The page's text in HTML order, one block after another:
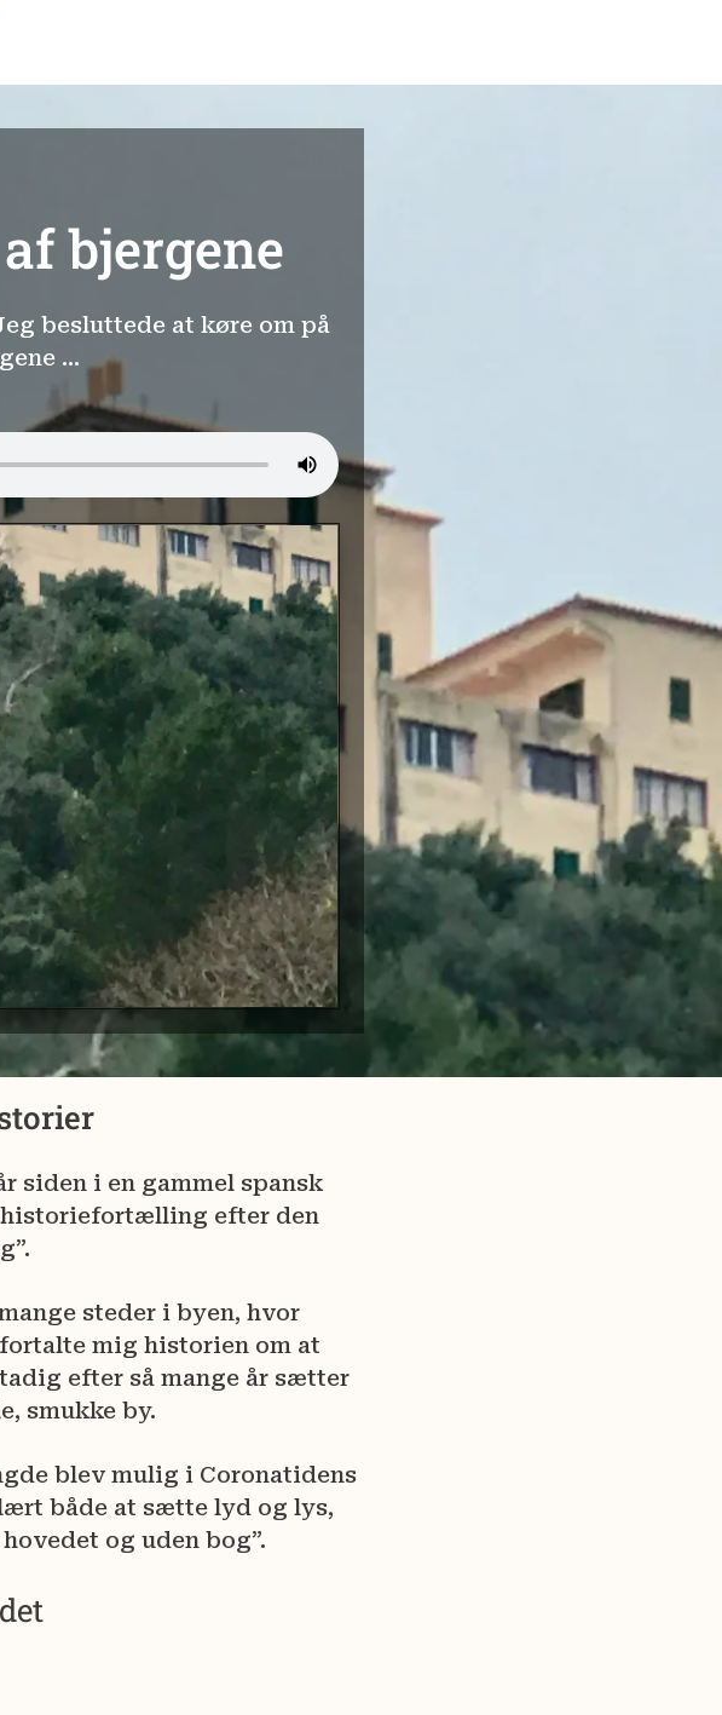
bjergene
besluttede at køre om på
...
siden i en gammel spansk
historiefortælling efter den
steder i byen, hvor
mig historien om at
efter så mange år sætter
smukke by.
blev mulig i Coronatidens
både at sætte lyd og lys,
og uden bog”.